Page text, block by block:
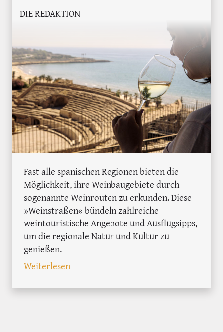
DIE REDAKTION
Fast alle spanischen Regionen bieten die
Möglichkeit, ihre Weinbaugebiete durch
sogenannte Weinrouten zu erkunden. Diese
»Weinstraßen« bündeln zahlreiche
weintouristische Angebote und Ausflugsipps,
um die regionale Natur und Kultur zu
genießen.
Weiterlesen